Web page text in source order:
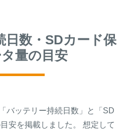
日数・SDカード保
量の目安
バッテリー持続日数」と「SD
安を掲載しました。 想定して